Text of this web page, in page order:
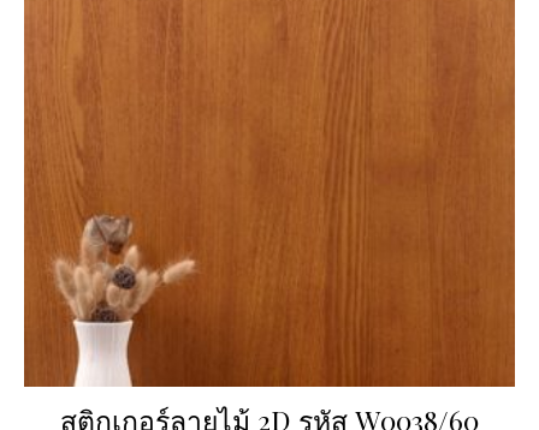
สติกเกอร์ลายไม้ 2D รหัส W0038/60